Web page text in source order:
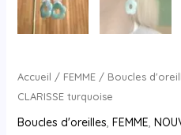
Accueil / FEMME/ Boucles
CLARISSE turquoise
Boucles d'oreilles, FEMME,